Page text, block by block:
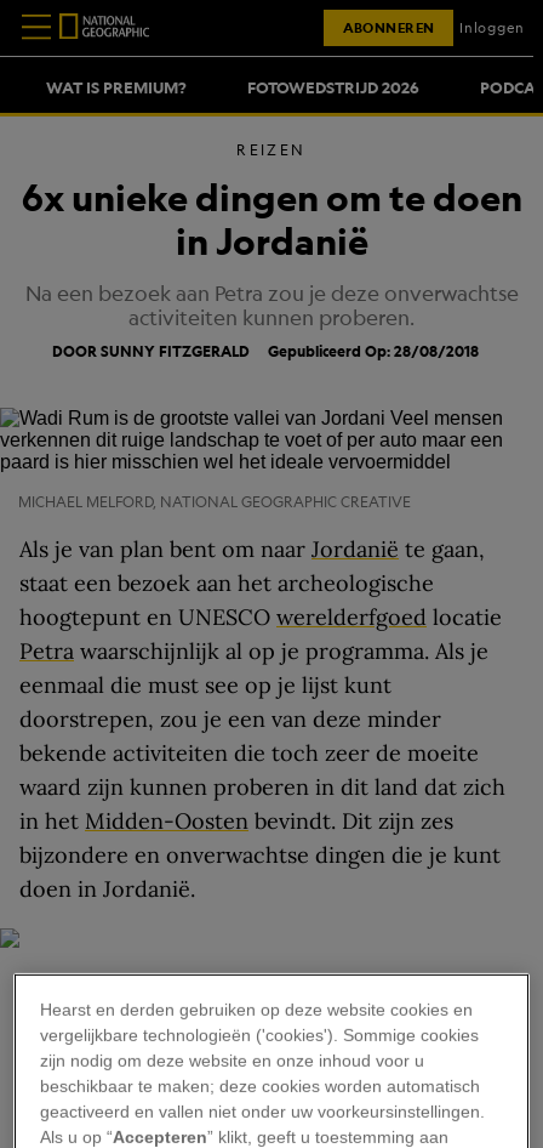
WAT IS PREMIUM? FOTOWEDSTRIJD 2026
ABONNEREN Inloggen
REIZEN
6x unieke dingen om te doen
in Jordanië
Na een bezoek aan Petra zou je deze onverwachtse
activiteiten kunnen proberen.
DOOR SUNNY FITZGERALD Gepubliceerd Op: 28/08/2018
MICHAEL MELFORD, NATIONAL GEOGRAPHIC CREATIVE
Als je van plan bent om naar Jordanië te gaan,
staat een bezoek aan het archeologische
hoogtepunt en UNESCO werelderfgoed locatie
Petra waarschijnlijk al op je programma. Als je
eenmaal die must see op je lijst kunt
doorstrepen, zou je een van deze minder
bekende activiteiten die toch zeer de moeite
waard zijn kunnen proberen in dit land dat zich
in het Midden-Oosten bevindt. Dit zijn zes
bijzondere en onverwachtse dingen die je kunt
doen in Jordanië.
SUNNY FITZGERALD
Ga een dagje op pad met imker Yousef Sayyah uit Um Qais. Tijdens deze
unieke ervaring leer je onder meer dingen over teamwerk en
natuurbehoud.
Hearst en derden gebruiken op deze website cookies en
vergelijkbare technologieën ('cookies'). Sommige cookies
zijn nodig om deze website en onze inhoud voor u
beschikbaar te maken; deze cookies worden automatisch
geactiveerd en vallen niet onder uw voorkeursinstellingen.
Als u op “Accepteren” klikt, geeft u toestemming aan